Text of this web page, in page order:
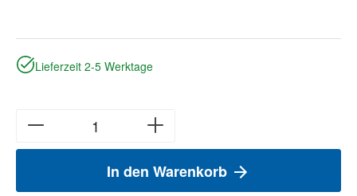
Lieferzeit 2-5 Werktage
In den Warenkorb